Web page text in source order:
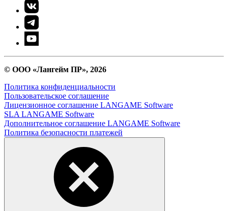
© ООО «Лангейм ПР», 2026
Политика конфиденциальности
Пользовательское соглашение
Лицензионное соглашение LANGAME Software
SLA LANGAME Software
Дополнительное соглашение LANGAME Software
Политика безопасности платежей